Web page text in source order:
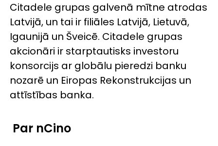
Citadele grupas galvenā mītne atrodas
Latvijā, un tai ir filiāles Latvijā, Lietuvā,
Igaunijā un Šveicē. Citadele grupas
akcionāri ir starptautisks investoru
konsorcijs ar globālu pieredzi banku
nozarē un Eiropas Rekonstrukcijas un
attīstības banka.
Par nCino